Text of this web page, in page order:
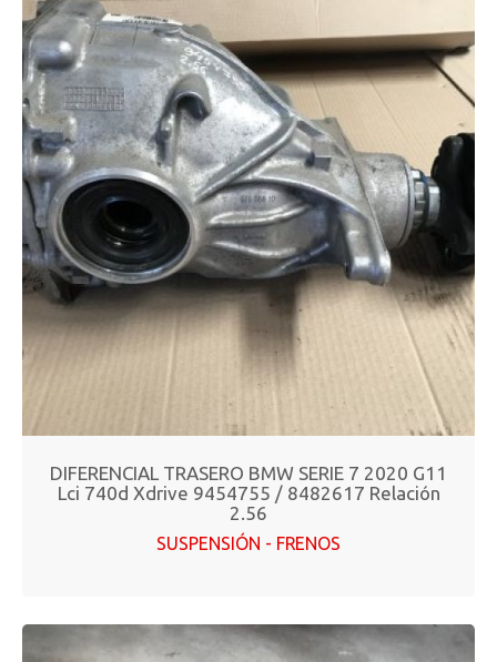
DIFERENCIAL TRASERO BMW SERIE 7 2020 G11
Lci 740d Xdrive 9454755 / 8482617 Relación
2.56
SUSPENSIÓN - FRENOS